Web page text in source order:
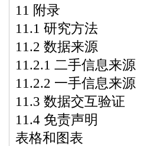
11 附录
11.1 研究方法
11.2 数据来源
11.2.1 二手信息来源
11.2.2 一手信息来源
11.3 数据交互验证
11.4 免责声明
表格和图表